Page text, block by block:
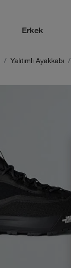
Erkek
Yalıtımlı Ayakkabı